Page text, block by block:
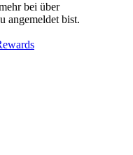
bei über
angemeldet bist.